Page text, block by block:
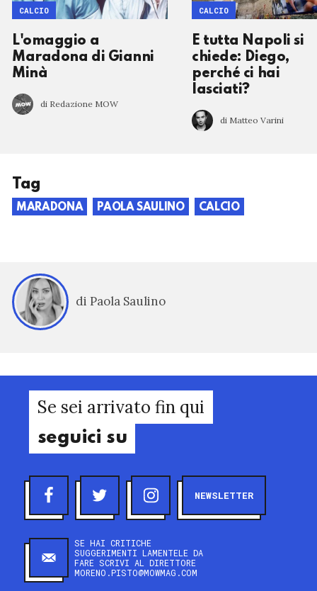
L'omaggio a
Maradona di Gianni
Minà
di Redazione MOW
CALCIO
E tutta Napoli si
chiede: Diego,
perché ci hai
lasciati?
di Matteo Varini
CALCIO
Tag
MARADONA PAOLA SAULINO CALCIO
di Paola Saulino
Se sei arrivato fin qui
seguici su
NEWSLETTER
SE HAI CRITICHE
SUGGERIMENTI LAMENTELE DA
FARE SCRIVI AL DIRETTORE
MORENO.PISTO@MOWMAG.COM